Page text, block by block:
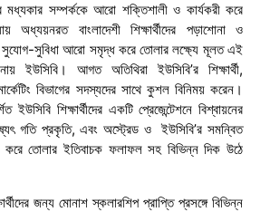
মধ্যকার সম্পর্ককে আরো শক্তিশালী ও কার্যকরী করে
অধ্যয়নরত বাংলাদেশী শিক্ষার্থীদের পড়াশোনা ও
সুযোগ-সুবিধা আরো সমৃদ্ধ করে তোলার লক্ষ্যে মূলত এই
ইউসিবি। আগত অতিথিরা ইউসিবি’র শিক্ষার্থী,
বিভাগের সদস্যদের সাথে কুশল বিনিময় করেন।
ইউসিবি শিক্ষার্থীদের একটি প্রেজেন্টেশনে বিশ্বায়নের
গতি প্রকৃতি, এবং অস্ট্রেড ও ইউসিবি’র সমন্বিত
তোলার ইতিবাচক ফলাফল সহ বিভিন্ন দিক উঠে
জন্য মোনাশ স্কলারশিপ প্রাপ্তি প্রসঙ্গে বিভিন্ন